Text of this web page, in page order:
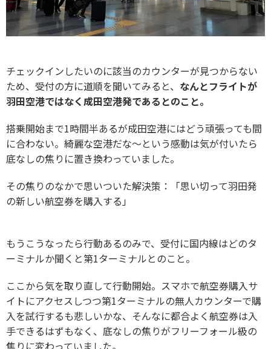
チェックインしたいのに該当のカウンターが見つからない
ため、受付の方に道順を聞いてみると、 なんとフライトが
羽田空港ではなく成田空港発であるとのこと。
搭乗開始まで1時間半あるが成田空港にはどう頑張っても間
に合わない。綺麗な空港だな～という感動は気が付いたら
底なしの焦りに置き換わっていました。
その焦りのなかで思いついた解決策：「思い切って羽田発
の新しい航空券を購入する」
もうこうなったら行動あるのみで、受付に国内線はどのタ
ーミナルか聞くと第1ターミナルとのこと。
ここから気を取り直して行動開始。スマホで航空券購入サ
イトにアクセスしつつ第1ターミナルの無人カウンターで購
入を試行するも悲しいかな、そんなに都合よく航空券は入
手できるはずもなく、底なしの焦りがフリーフォール級の